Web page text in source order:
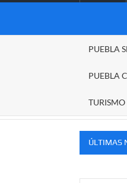
PUEBLA
PUEBLA
TURISMO
ÚLTIMAS
MERCADOS NACIONALES